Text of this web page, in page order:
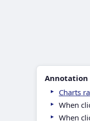
Annotation
Charts
When
When